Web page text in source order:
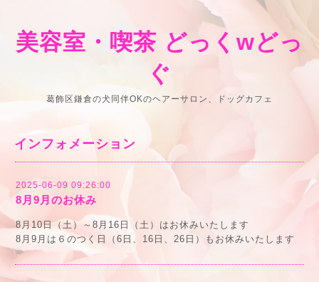
美容室・喫茶 どっくwどっ
ぐ
葛飾区鎌倉の犬同伴OKのヘアーサロン、ドッグカフェ
インフォメーション
2025-06-09 09:26:00
8月9月のお休み
8月10日（土）～8月16日（土）はお休みいたします
8月9月は６のつく日（6日、16日、26日）もお休みいたします